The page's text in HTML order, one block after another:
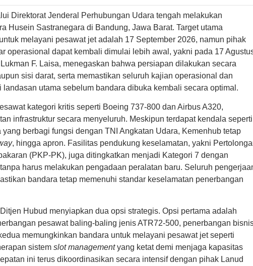
Direktorat Jenderal Perhubungan Udara tengah melakukan
Husein Sastranegara di Bandung, Jawa Barat. Target utama
melayani pesawat jet adalah 17 September 2026, namun pihak
operasional dapat kembali dimulai lebih awal, yakni pada 17
F. Laisa, menegaskan bahwa persiapan dilakukan secara
sisi darat, serta memastikan seluruh kajian operasional dan
utama sebelum bandara dibuka kembali secara optimal.
kategori kritis seperti Boeing 737-800 dan Airbus A320,
infrastruktur secara menyeluruh. Meskipun terdapat kendala seperti
berbagi fungsi dengan TNI Angkatan Udara, Kemenhub tetap
, hingga apron. Fasilitas pendukung keselamatan, yakni
(PKP-PK), juga ditingkatkan menjadi Kategori 7 dengan
harus melakukan pengadaan peralatan baru. Seluruh
bandara tetap memenuhi standar keselamatan penerbangan
Hubud menyiapkan dua opsi strategis. Opsi pertama adalah
pesawat baling-baling jenis ATR72-500, penerbangan
memungkinkan bandara untuk melayani pesawat jet seperti
sistem slot managementyang ketat demi menjaga kapasitas
ini terus dikoordinasikan secara intensif dengan pihak Lanud